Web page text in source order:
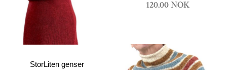
120.00 NOK
StorLiten genser